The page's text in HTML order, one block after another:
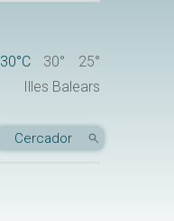
30°C 30°
25°
Illes Balears